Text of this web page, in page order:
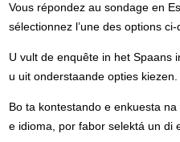
Vous répondez au sondage en
sélectionnez l’une des options ci-
U vult de enquête in het Spaans
u uit onderstaande opties kiezen.
Bo ta kontestando e enkuesta
e idioma, por fabor selektá un di